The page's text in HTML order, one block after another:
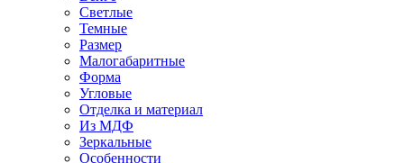
Светлые
Темные
Размер
Малогабаритные
Форма
Угловые
Отделка и материал
Из МДФ
Зеркальные
Особенности